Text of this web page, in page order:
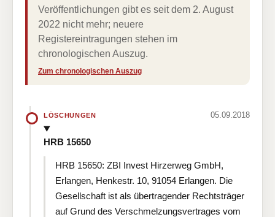
Veröffentlichungen gibt es seit dem 2. August
2022 nicht mehr; neuere
Registereintragungen stehen im
chronologischen Auszug.
Zum chronologischen Auszug
LÖSCHUNGEN 05.09.2018
HRB 15650
HRB 15650: ZBI Invest Hirzerweg GmbH,
Erlangen, Henkestr. 10, 91054 Erlangen. Die
Gesellschaft ist als übertragender Rechtsträger
auf Grund des Verschmelzungsvertrages vom